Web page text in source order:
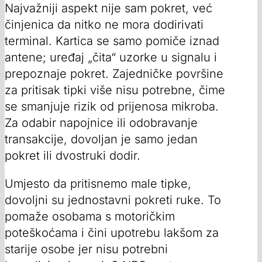
Najvažniji aspekt nije sam pokret, već
činjenica da nitko ne mora dodirivati
terminal. Kartica se samo pomiče iznad
antene; uređaj „čita“ uzorke u signalu i
prepoznaje pokret. Zajedničke površine
za pritisak tipki više nisu potrebne, čime
se smanjuje rizik od prijenosa mikroba.
Za odabir napojnice ili odobravanje
transakcije, dovoljan je samo jedan
pokret ili dvostruki dodir.
Umjesto da pritisnemo male tipke,
dovoljni su jednostavni pokreti ruke. To
pomaže osobama s motoričkim
poteškoćama i čini upotrebu lakšom za
starije osobe jer nisu potrebni